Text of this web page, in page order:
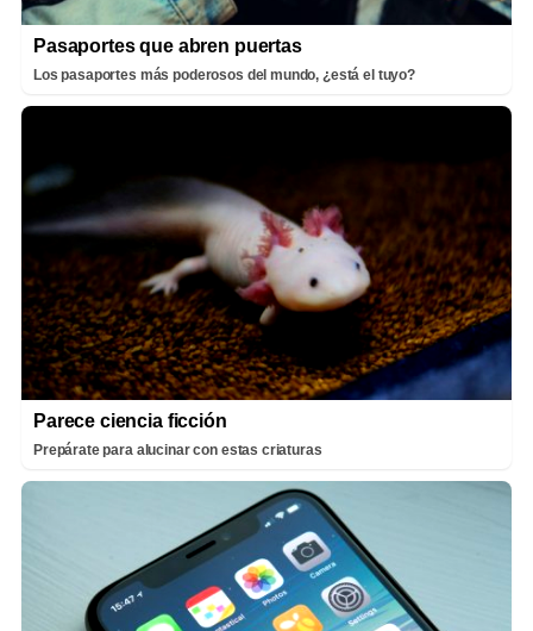
Pasaportes que abren puertas
Los pasaportes más poderosos del mundo, ¿está el tuyo?
Parece ciencia ficción
Prepárate para alucinar con estas criaturas